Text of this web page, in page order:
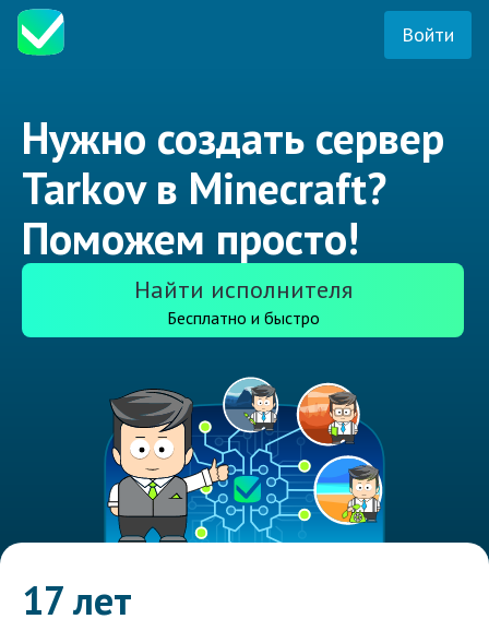
Войти
Нужно создать сервер
Tarkov в Minecraft?
Поможем просто!
Найти исполнителя
Бесплатно и быстро
17 лет